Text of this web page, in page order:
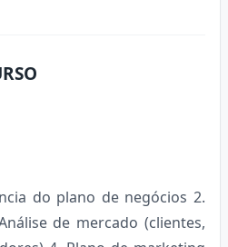
do plano de negócios 2.
de mercado (clientes,